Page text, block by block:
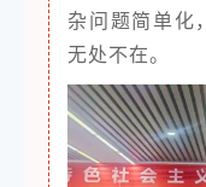
杂问题简单化
无处不在。